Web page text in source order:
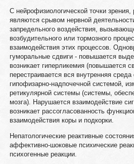
С нейрофизиологической точки зрения,
являются срывом нервной
запредельного воздействия,
возбудительного или тормозного
взаимодействия этих процессов.
гуморальные сдвиги - повышается
возникает гиперликемия (повышается
перестраивается вся внутренняя
гипофизарно-надпочечной системой,
ретикулярной системы (системы,
мозга). Нарушается взаимодействие
возникает рассогласованность
взаимодействия коры и подкорки.
Непатологические реактивные
аффективно-шоковые психические
психогенные реакции.